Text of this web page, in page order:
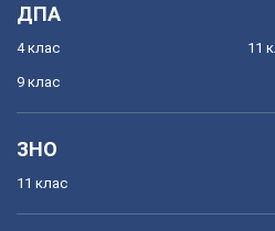
ДПА
4 клас
9 клас
11
ЗНО
11 клас